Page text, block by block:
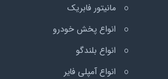
مانیتور فابریک
انواع پخش خودرو
انواع بلندگو
انواع آمپلی فایر